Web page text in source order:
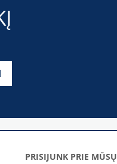
PRISIJUNK PRIE MŪSŲ